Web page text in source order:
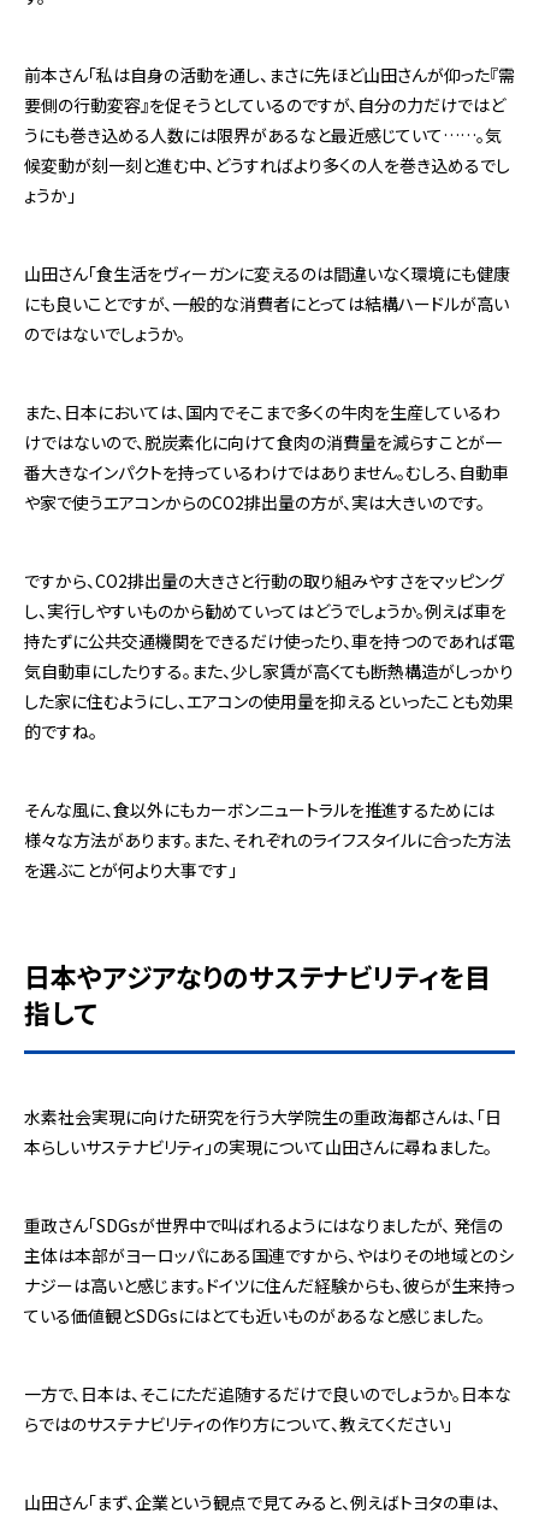
前本さん「私は自身の活動を通し、まさに先ほど山田さんが仰った『需
要側の行動変容』を促そうとしているのですが、自分の力だけではど
うにも巻き込める人数には限界があるなと最近感じていて……。気
候変動が刻一刻と進む中、どうすればより多くの人を巻き込めるでし
ょうか」
山田さん「食生活をヴィーガンに変えるのは間違いなく環境にも健康
にも良いことですが、一般的な消費者にとっては結構ハードルが高い
のではないでしょうか。
また、日本においては、国内でそこまで多くの牛肉を生産しているわ
けではないので、脱炭素化に向けて食肉の消費量を減らすことが一
番大きなインパクトを持っているわけではありません。むしろ、自動車
や家で使うエアコンからのCO2排出量の方が、実は大きいのです。
ですから、CO2排出量の大きさと行動の取り組みやすさをマッピング
し、実行しやすいものから勧めていってはどうでしょうか。例えば車を
持たずに公共交通機関をできるだけ使ったり、車を持つのであれば電
気自動車にしたりする。また、少し家賃が高くても断熱構造がしっかり
した家に住むようにし、エアコンの使用量を抑えるといったことも効果
的ですね。
そんな風に、食以外にもカーボンニュートラルを推進するためには
様々な方法があります。また、それぞれのライフスタイルに合った方法
を選ぶことが何より大事です」
日本やアジアなりのサステナビリティを目
指して
水素社会実現に向けた研究を行う大学院生の重政海都さんは、「日
本らしいサステナビリティ」の実現について山田さんに尋ねました。
重政さん「SDGsが世界中で叫ばれるようにはなりましたが、 発信の
主体は本部がヨーロッパにある国連ですから、やはりその地域とのシ
ナジーは高いと感じます。ドイツに住んだ経験からも、彼らが生来持っ
ている価値観とSDGsにはとても近いものがあるなと感じました。
一方で、日本は、そこにただ追随するだけで良いのでしょうか。日本な
らではのサステナビリティの作り方について、教えてください」
山田さん「まず、企業という観点で見てみると、例えばトヨタの車は、